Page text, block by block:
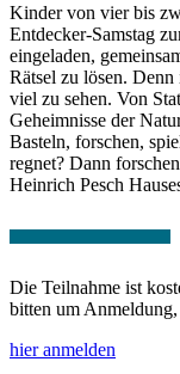
Kinder von vier bis
Entdecker-Samstag
eingeladen,
Rätsel zu lösen.
viel zu sehen. Von
Geheimnisse der
Basteln, forschen,
regnet? Dann
Heinrich Pesch
Die Teilnahme ist
bitten um
hier anmelden